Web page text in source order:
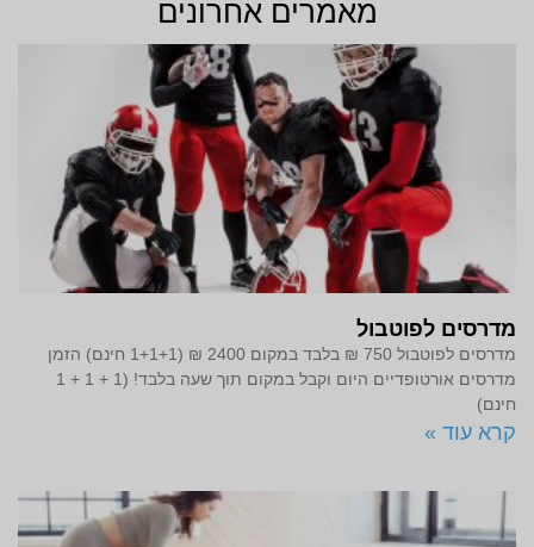
מאמרים אחרונים
מדרסים לפוטבול
מדרסים לפוטבול 750 ₪ בלבד במקום 2400 ₪ (1+1+1 חינם) הזמן
מדרסים אורטופדיים היום וקבל במקום תוך שעה בלבד! (1 + 1 + 1
חינם)
קרא עוד »